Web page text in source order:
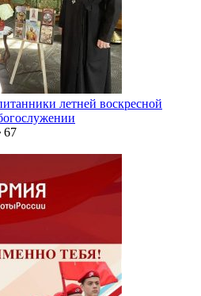
летней воскресной
67